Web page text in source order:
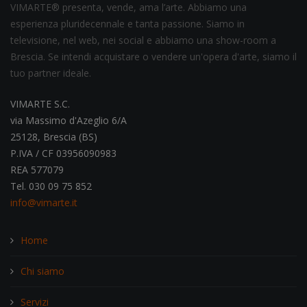
VIMARTE® presenta, vende, ama l’arte. Abbiamo una
esperienza pluridecennale e tanta passione. Siamo in
televisione, nel web, nei social e abbiamo una show-room a
Brescia. Se intendi acquistare o vendere un'opera d'arte, siamo il
tuo partner ideale.
VIMARTE S.C.
via Massimo d'Azeglio 6/A
25128, Brescia (BS)
P.IVA / CF 03956090983
REA 577079
Tel. 030 09 75 852
info@vimarte.it
Home
Chi siamo
Servizi